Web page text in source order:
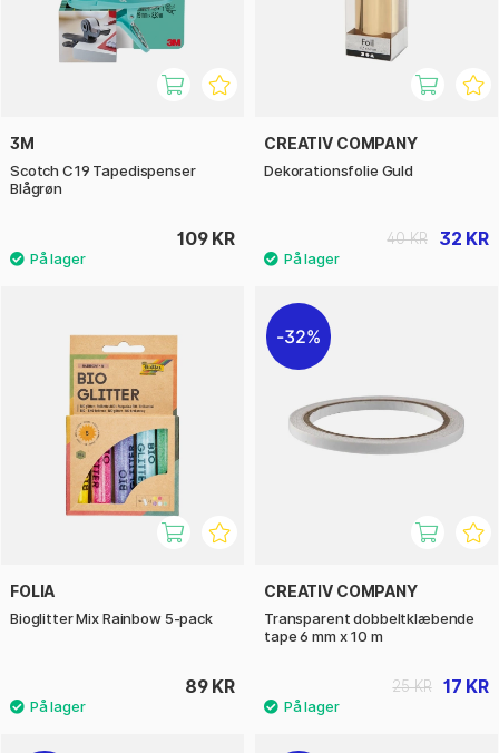
3M
Scotch C19 Tapedispenser
Blågrøn
109 KR
CREATIV COMPANY
Dekorationsfolie Guld
32 KR
40 KR
FOLIA
Bioglitter Mix Rainbow 5-pack
89 KR
32%
CREATIV COMPANY
Transparent dobbeltklæbende
tape 6 mm x 10 m
17 KR
25 KR